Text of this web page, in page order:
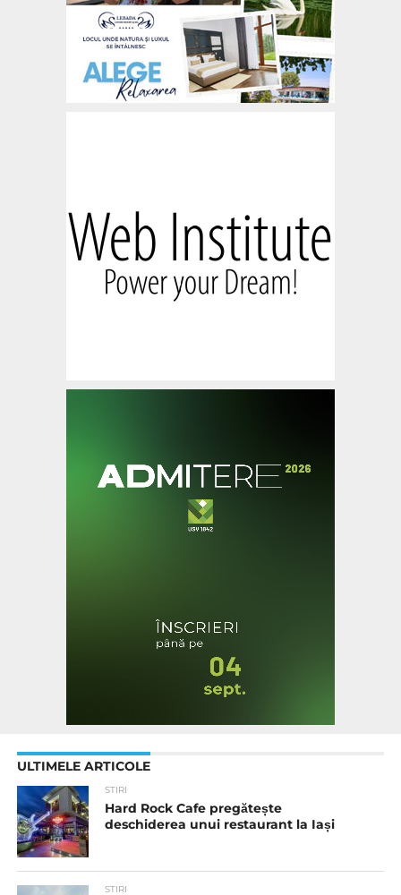
ULTIMELE ARTICOLE
STIRI
Hard Rock Cafe pregătește
deschiderea unui restaurant la Iași
STIRI